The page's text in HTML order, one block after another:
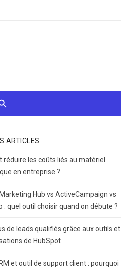
ARTICLES
réduire les coûts liés au matériel
en entreprise ?
Hub vs ActiveCampaign vs
: quel outil choisir quand on débute ?
de leads qualifiés grâce aux outils et
de HubSpot
et outil de support client : pourquoi